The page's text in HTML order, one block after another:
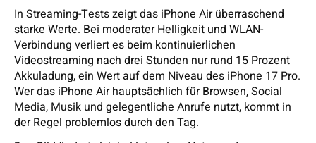
In Streaming-Tests zeigt das iPhone Air überraschend
starke Werte. Bei moderater Helligkeit und WLAN-
Verbindung verliert es beim kontinuierlichen
Videostreaming nach drei Stunden nur rund 15 Prozent
Akkuladung, ein Wert auf dem Niveau des iPhone 17 Pro.
Wer das iPhone Air hauptsächlich für Browsen, Social
Media, Musik und gelegentliche Anrufe nutzt, kommt in
der Regel problemlos durch den Tag.